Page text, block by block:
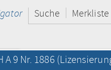
Suche Merkliste
9 Nr. 1886